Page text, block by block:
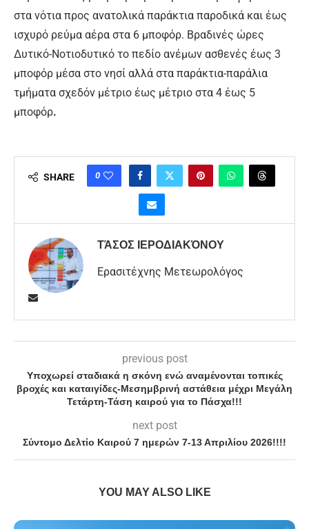
στα νότια προς ανατολικά παράκτια παροδικά και έως
ισχυρό ρεύμα αέρα στα 6 μποφόρ. Βραδινές ώρες
Δυτικό-Νοτιοδυτικό το πεδίο ανέμων ασθενές έως 3
μποφόρ μέσα στο νησί αλλά στα παράκτια-παράλια
τμήματα σχεδόν μέτριο έως μέτριο στα 4 έως 5
μποφόρ.
SHARE 0
ΤΆΣΟΣ ΙΕΡΟΔΙΑΚΌΝΟΥ
Ερασιτέχνης Μετεωρολόγος
previous post
Υποχωρεί σταδιακά η σκόνη ενώ αναμένονται τοπικές
βροχές και καταιγίδες-Μεσημβρινή αστάθεια μέχρι Μεγάλη
Τετάρτη-Τάση καιρού για το Πάσχα!!!
next post
Σύντομο Δελτίο Καιρού 7 ημερών 7-13 Απριλίου 2026!!!!
YOU MAY ALSO LIKE